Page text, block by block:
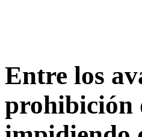
Entre los
prohibición